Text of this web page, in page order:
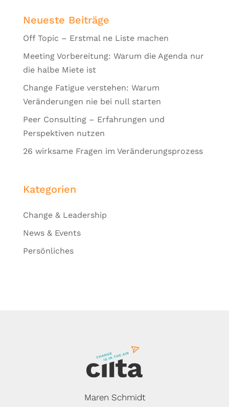
Neueste Beiträge
Off Topic – Erstmal ne Liste machen
Meeting Vorbereitung: Warum die Agenda nur
die halbe Miete ist
Change Fatigue verstehen: Warum
Veränderungen nie bei null starten
Peer Consulting – Erfahrungen und
Perspektiven nutzen
26 wirksame Fragen im Veränderungsprozess
Kategorien
Change & Leadership
News & Events
Persönliches
Maren Schmidt